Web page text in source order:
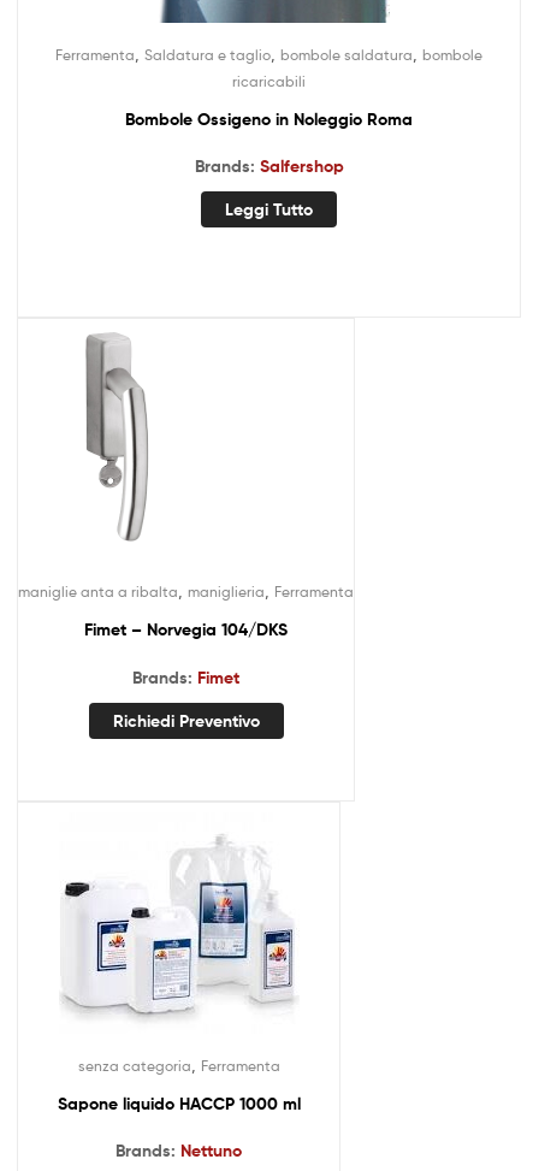
Ferramenta Saldatura e taglio bombole saldatura bombole
ricaricabili
Bombole Ossigeno in Noleggio Roma
Brands: Salfershop
Leggi Tutto
maniglie anta a ribalta maniglieria Ferramenta
Fimet – Norvegia 104/DKS
Brands: Fimet
Richiedi Preventivo
senza categoria Ferramenta
Sapone liquido HACCP 1000 ml
Brands: Nettuno